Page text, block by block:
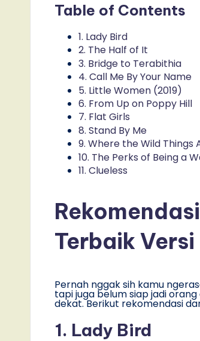
Table of Contents
1. Lady Bird
2. The Half of It
3. Bridge to Terabithia
4. Call Me By Your Name
5. Little Women (2019)
6. From Up on Poppy Hill
7. Flat Girls
8. Stand By Me
9. Where the Wild Things
10. The Perks of Being a
11. Clueless
Terbaik
Pernah nggak sih kamu
tapi juga belum siap jadi
dekat. Berikut rekomendasi
1. Lady Bird